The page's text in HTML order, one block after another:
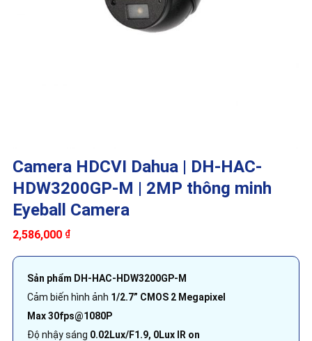
Camera HDCVI Dahua | DH-HAC-
HDW3200GP-M | 2MP thông minh
Eyeball Camera
2,586,000 ₫
Sản phẩm DH-HAC-HDW3200GP-M
Cảm biến hình ảnh 1/2.7” CMOS 2 Megapixel
Max 30fps@1080P
Độ nhậy sáng 0.02Lux/F1.9, 0Lux IR on